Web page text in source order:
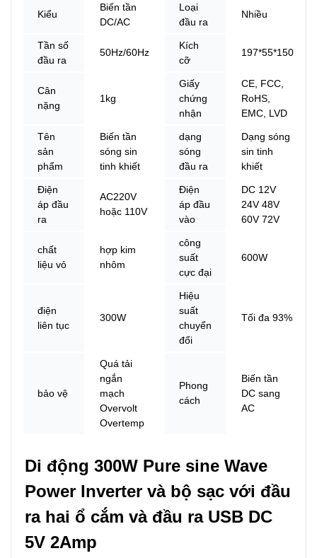
Kiểu
Biến tần
DC/AC
Loại
đầu ra
Nhiều
Tần số
đầu ra
50Hz/60Hz
Kích
cỡ
197*55*150
Cân
nặng
1kg
Giấy
chứng
nhận
CE, FCC,
RoHS,
EMC, LVD
Tên
sản
phẩm
Biến tần
sóng sin
tinh khiết
dạng
sóng
đầu ra
Dạng sóng
sin tinh
khiết
Điện
áp đầu
ra
AC220V
hoặc 110V
Điện
áp đầu
vào
DC 12V
24V 48V
60V 72V
chất
liệu vỏ
hợp kim
nhôm
công
suất
cực đại
600W
điện
liên tục
300W
Hiệu
suất
chuyển
đổi
Tối đa 93%
bảo vệ
Quá tải
ngắn
mạch
Overvolt
Overtemp
Phong
cách
Biến tần
DC sang
AC
Di động 300W Pure sine Wave
Power Inverter và bộ sạc với đầu
ra hai ổ cắm và đầu ra USB DC
5V 2Amp